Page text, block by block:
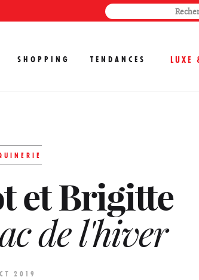
SHOPPING TENDANCES LUXE
et Brigitte
de l'hiver
2019